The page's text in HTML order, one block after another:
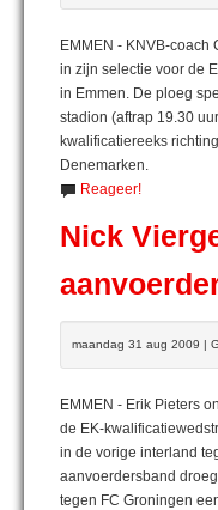
EMMEN - KNVB-coach
in zijn selectie voor de
in Emmen. De ploeg
stadion (aftrap 19.30
kwalificatiereeks
Denemarken.
Reageer!
Nick
maandag 31 aug 2009 |
EMMEN - Erik Pieters
de EK-
in de vorige interland
aanvoerdersband
tegen FC Groningen